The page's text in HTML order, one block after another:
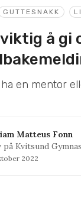
GUTTESNAKK
å gi
en mentor
Matteus Fonn
på Kvitsund Gymnas
2022